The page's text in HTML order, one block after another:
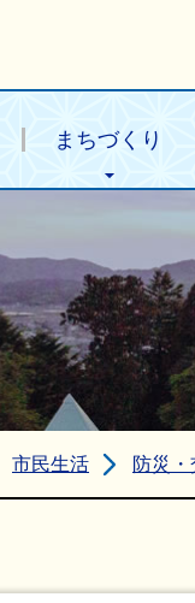
まちづくり
市民生活 防災